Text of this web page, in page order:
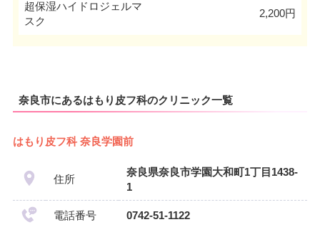
超保湿ハイドロジェルマ
スク
2,200円
奈良市にあるはもり皮フ科のクリニック一覧
はもり皮フ科 奈良学園前
住所
奈良県奈良市学園大和町1丁目1438-
1
電話番号 0742-51-1122